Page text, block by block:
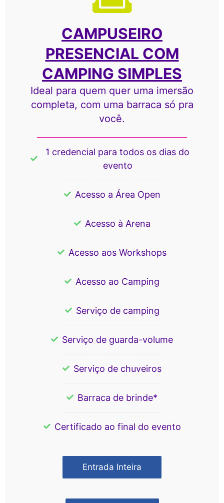
CAMPUSEIRO
PRESENCIAL COM
CAMPING SIMPLES
Ideal para quem quer uma imersão
completa, com uma barraca só pra
você.
1 credencial para todos os dias do
evento
Acesso a Área Open
Acesso à Arena
Acesso aos Workshops
Acesso ao Camping
Serviço de camping
Serviço de guarda-volume
Serviço de chuveiros
Barraca de brinde*
Certificado ao final do evento
Entrada Inteira